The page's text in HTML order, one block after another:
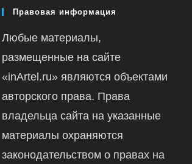
Правовая информация
Любые материалы,
размещенные на сайте
«inArtel.ru» являются объектами
авторского права. Права
владельца сайта на указанные
материалы охраняются
законодательством о правах на